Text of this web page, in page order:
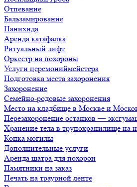
Отпевание
Бальзамирование
Панихида
Аренда катафалка
Ритуальный лифт
Оркестр на похороны
Услуги церемониймейстера
Подготовка места захоронения
Захоронение
Семейно-родовые захоронения
Место на кладбище в Москве и
Перезахоронение останков —
Хранение тела в трупохранилище на
Копка могилы
Дополнительные услуги
Аренда шатра для похорон
Памятники на заказ
Печать на траурной ленте